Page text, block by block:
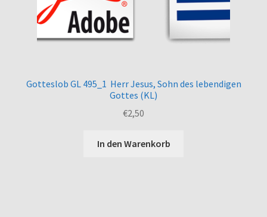
Gotteslob GL 495_1 Herr Jesus, Sohn des lebendigen
Gottes (KL)
€2,50
In den Warenkorb